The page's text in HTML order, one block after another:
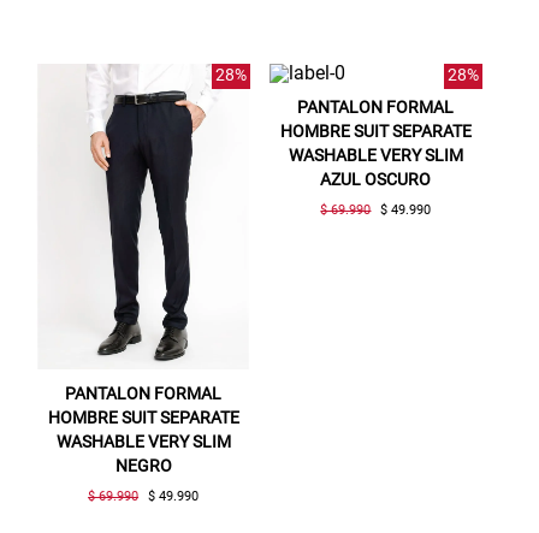
28%
PANTALON FORMAL
HOMBRE SUIT SEPARATE
WASHABLE VERY SLIM
NEGRO
$ 69.990 $ 49.990
28%
PANTALON FORMAL
HOMBRE SUIT SEPARATE
WASHABLE VERY SLIM
AZUL OSCURO
$ 69.990 $ 49.990